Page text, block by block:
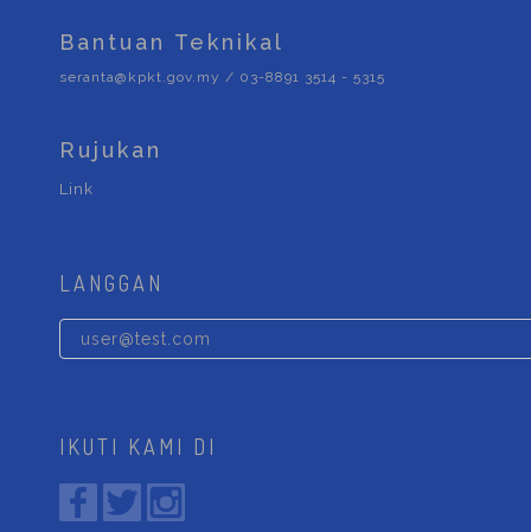
Bantuan Teknikal
seranta@kpkt.gov.my / 03-8891 3514 - 5315
Rujukan
Link
LANGGAN
IKUTI KAMI DI